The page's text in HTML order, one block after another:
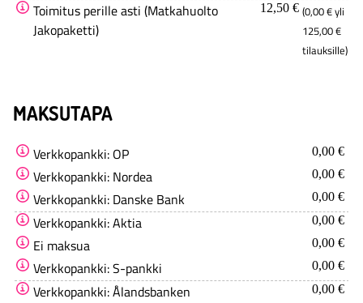
Toimitus perille asti (Matkahuolto
Jakopaketti)
12,50 € (0,00 € yli
125,00 €
tilauksille)
MAKSUTAPA
Verkkopankki: OP 0,00 €
Verkkopankki: Nordea 0,00 €
Verkkopankki: Danske Bank 0,00 €
Verkkopankki: Aktia 0,00 €
Ei maksua 0,00 €
Verkkopankki: S-pankki 0,00 €
Verkkopankki: Ålandsbanken 0,00 €